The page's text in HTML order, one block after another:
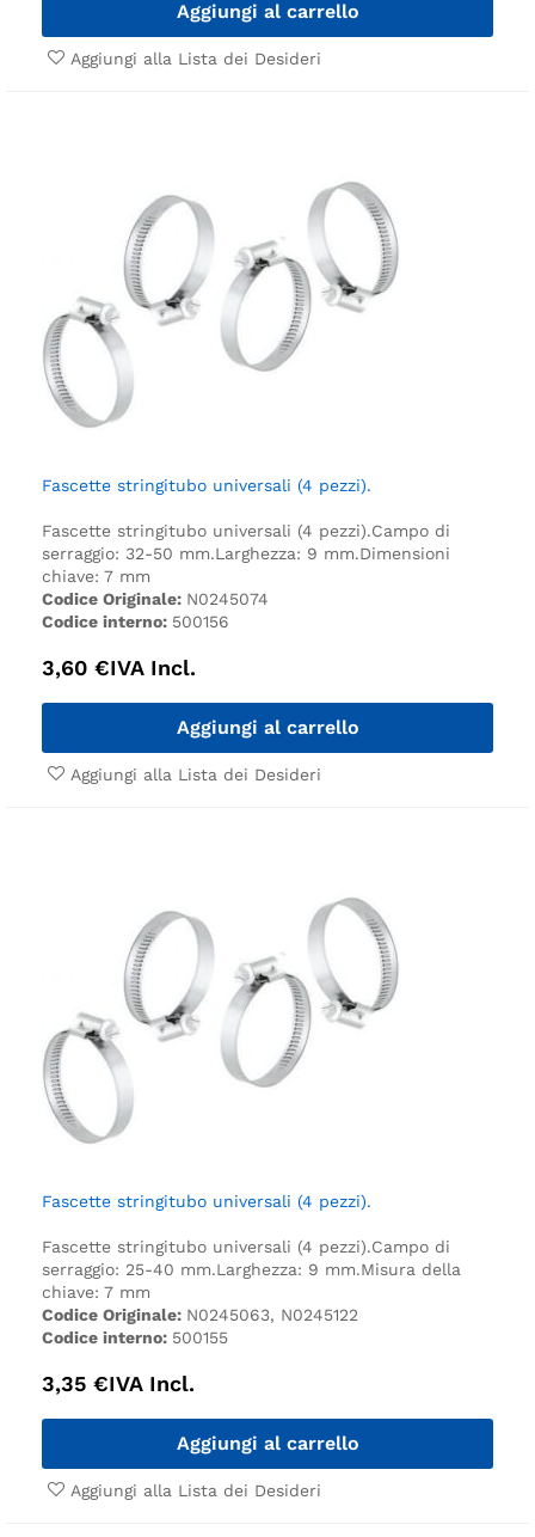
Aggiungi al carrello
Aggiungi alla Lista dei Desideri
Fascette stringitubo universali (4 pezzi).
Fascette stringitubo universali (4 pezzi).Campo di
serraggio: 32-50 mm.Larghezza: 9 mm.Dimensioni
chiave: 7 mm
Codice Originale: N0245074
Codice interno: 500156
3,60 €IVA Incl.
Aggiungi al carrello
Aggiungi alla Lista dei Desideri
Fascette stringitubo universali (4 pezzi).
Fascette stringitubo universali (4 pezzi).Campo di
serraggio: 25-40 mm.Larghezza: 9 mm.Misura della
chiave: 7 mm
Codice Originale: N0245063, N0245122
Codice interno: 500155
3,35 €IVA Incl.
Aggiungi al carrello
Aggiungi alla Lista dei Desideri